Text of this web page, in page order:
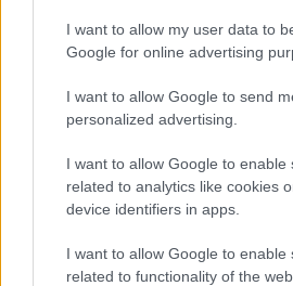
I want to allow my user data to
Google for online advertising
I want to allow Google to send
personalized advertising.
I want to allow Google to enable
related to analytics like cookies
device identifiers in apps.
I want to allow Google to enable
related to functionality of the
ariosóvá tágul, különösképpen
monológjaiban, az elfeledett s
keringődallam felidézéseikor.
ihletettségű (értsd: homofón)
legtöbbször egy-egy akkord
figurált kitöltését szolgálja.
amikor egyidejűleg különböző
jelennek meg a zenekari
vagy jelenetrészek formájának
Madarász előszeretettel él a
Ütemnyi vagy frázisnyi